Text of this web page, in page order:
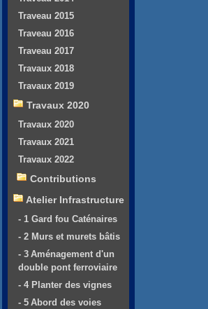
Traveau 2015
Traveau 2016
Traveau 2017
Travaux 2018
Travaux 2019
Travaux 2020
Travaux 2020
Travaux 2021
Travaux 2022
Contributions
Atelier Infrastructure
- 1 Gard fou Caténaires
- 2 Murs et murets bâtis
- 3 Aménagement d'un
double pont ferroviaire
- 4 Planter des vignes
- 5 Abord des voies